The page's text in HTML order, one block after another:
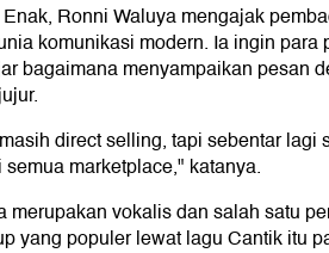
Ronni Waluya mengajak
komunikasi modern. Ia ingin para
bagaimana menyampaikan pesan
direct selling, tapi sebentar lagi
marketplace," katanya.
merupakan vokalis dan salah satu
yang populer lewat lagu Cantik itu